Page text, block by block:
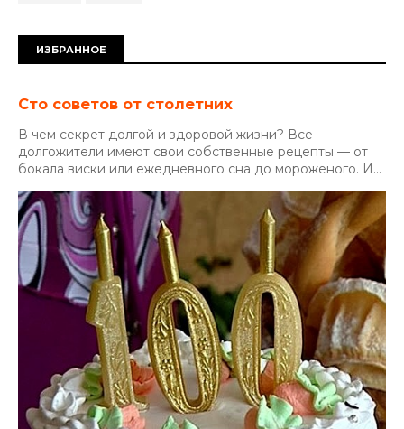
ИЗБРАННОЕ
Сто советов от столетних
В чем секрет долгой и здоровой жизни? Все
долгожители имеют свои собственные рецепты — от
бокала виски или ежедневного сна до мороженого. И...